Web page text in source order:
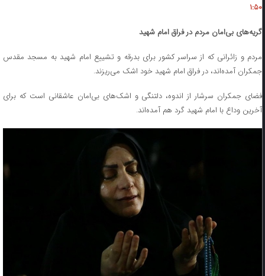
۱:۵۰
گریه‌های بی‌امان مردم در فراق امام شهید
مردم و زائرانی که از سراسر کشور برای بدرقه و تشییع امام شهید به مسجد مقدس
جمکران آمده‌اند، در فراق امام شهید خود اشک می‌ریزند.
فضای جمکران سرشار از اندوه، دلتنگی و اشک‌های بی‌امان عاشقانی است که برای
آخرین وداع با امام شهید گرد هم آمده‌اند.